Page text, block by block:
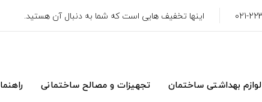
اینها تخفیف هایی است که شما به دنبال آن هستید.
لوازم بهداشتی ساختمان تجهیزات و مصالح ساختمانی راهنما